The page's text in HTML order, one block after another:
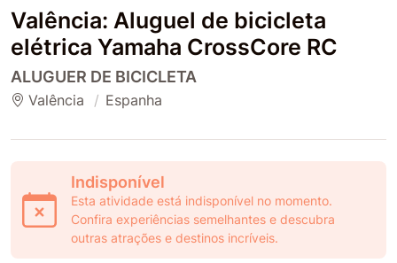
Valência: Aluguel de bicicleta
elétrica Yamaha CrossCore RC
ALUGUER DE BICICLETA
Valência Espanha
Indisponível
Esta atividade está indisponível no momento.
Confira experiências semelhantes e descubra
outras atrações e destinos incríveis.